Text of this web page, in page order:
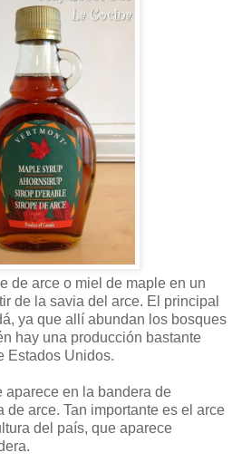
de arce o miel de maple en un
de la savia del arce. El principal
ya que allí abundan los bosques
hay una producción bastante
Estados Unidos.
en la bandera de
arce. Tan importante es el arce
del país, que aparece